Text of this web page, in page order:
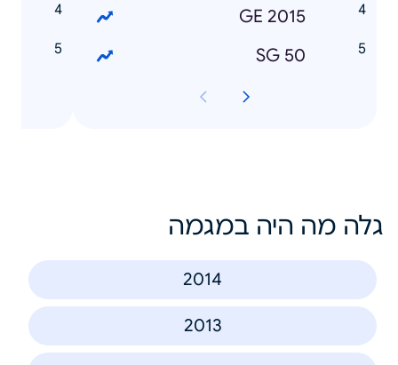
GE 2015
SG 50
גלה מה היה במגמה
2014
2013